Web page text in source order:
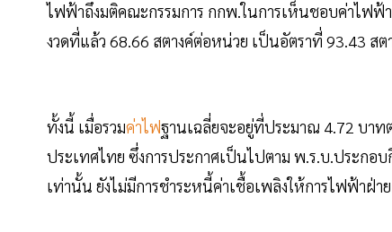
ไฟฟ้าถึงมติคณะกรรมการ กกพ.ในการเห็นชอบค่าไฟ
งวดที่แล้ว 68.66 สตางค์ต่อหน่วย เป็นอัตราที่ 93.43 สต
ทั้งนี้ เมื่อรวมค่าไฟฐานเฉลี่ยจะอยู่ที่ประมาณ 4.72 บาท
ประเทศไทย ซึ่งการประกาศเป็นไปตาม พ.ร.บ.ประกอ
เท่านั้น ยังไม่มีการชำระหนี้ค่าเชื้อเพลิงให้การไฟฟ้า